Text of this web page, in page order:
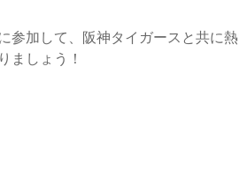
参加して、阪神タイガースと共に
ましょう！